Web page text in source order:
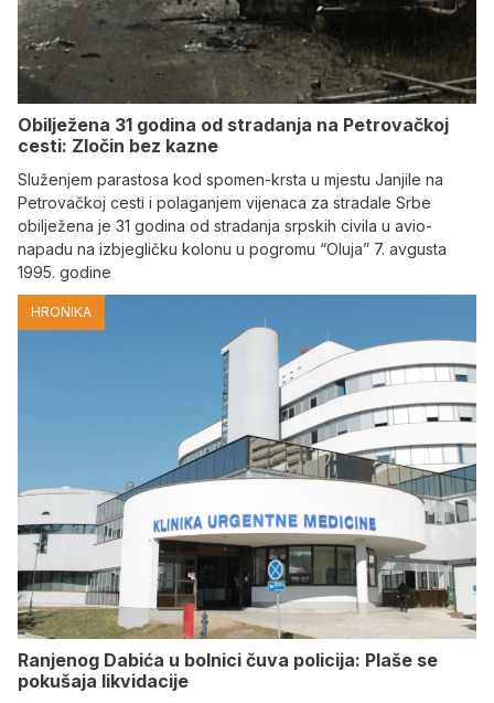
Obilježena 31 godina od stradanja na Petrovačkoj
cesti: Zločin bez kazne
Služenjem parastosa kod spomen-krsta u mjestu Janjile na
Petrovačkoj cesti i polaganjem vijenaca za stradale Srbe
obilježena je 31 godina od stradanja srpskih civila u avio-
napadu na izbjegličku kolonu u pogromu “Oluja” 7. avgusta
1995. godine
HRONIKA
Ranjenog Dabića u bolnici čuva policija: Plaše se
pokušaja likvidacije